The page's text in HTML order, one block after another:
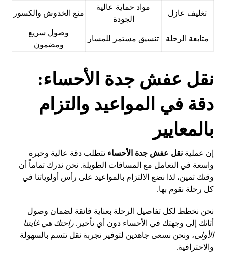
تغليف عازل
مواد حماية عالية
الجودة
منع الخدوش والكسور
متابعة الرحلة تنسيق مستمر للمسار
وصول سريع
ومضمون
نقل عفش جدة الأحساء:
دقة في المواعيد والتزام
بالمعايير
إن عمليةنقل عفش جدة الأحساء تتطلب دقة عالية وخبرة
واسعة في التعامل مع المسافات الطويلة. نحن ندرك تماماً أن
وقتك ثمين، لذا نضع الالتزام بالمواعيد على رأس أولوياتنا في
كل رحلة نقوم بها.
نحن نخطط لكل تفاصيل الرحلة بعناية فائقة لضمان وصول
أثاثك إلى وجهتك في الأحساء دون أي تأخير.راحتك هي غايتنا
الأولى، ونحن نسعى جاهدين لتوفير تجربة نقل تتسم بالسهولة
والاحترافية.